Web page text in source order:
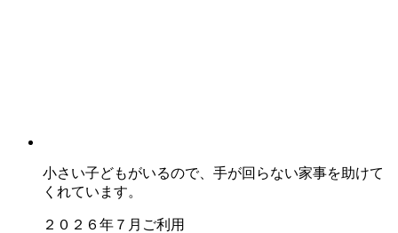
小さい子どもがいるので、手が回らない家事を助けて
くれています。
２０２６年７月ご利用